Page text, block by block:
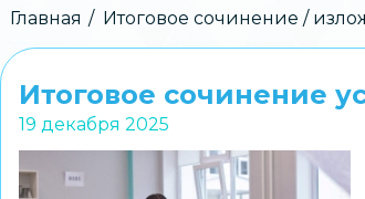
Строка
навигации
Главная Итоговое сочинение /
Итоговое сочинение
19 декабря 2025